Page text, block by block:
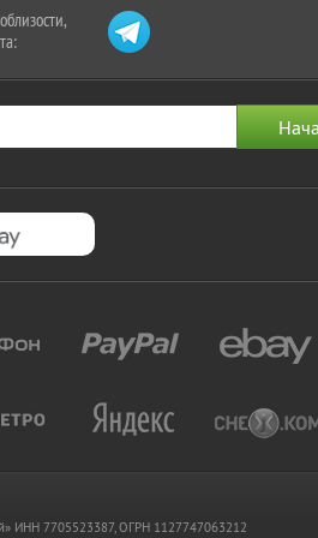
ИНН 7705523387, ОГРН 1127747063212